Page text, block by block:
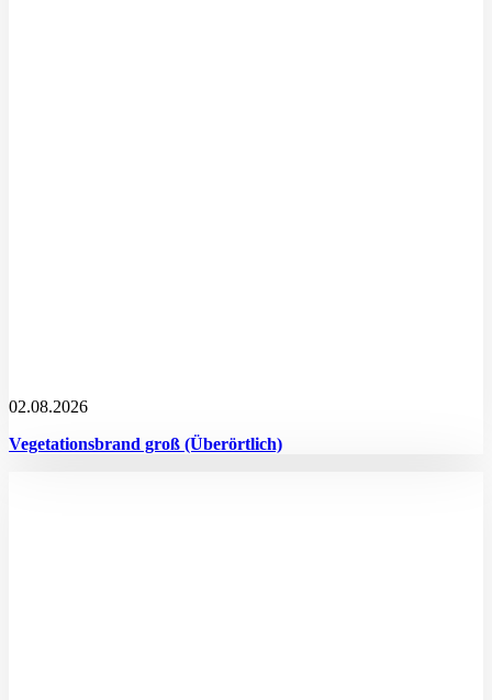
02.08.2026
Vegetationsbrand groß (Überörtlich)